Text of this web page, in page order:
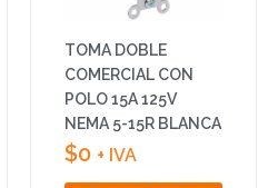
TOMA DOBLE
COMERCIAL CON
POLO 15A 125V
NEMA 5-15R BLANCA
$0 + IVA